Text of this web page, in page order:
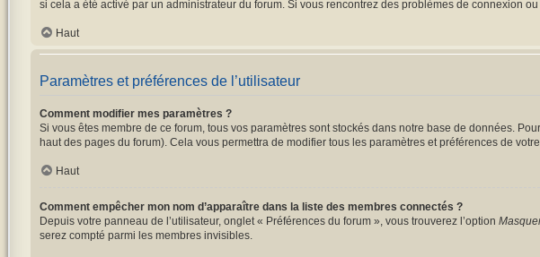
si cela a été activé par un administrateur du forum. Si vous rencontrez des problèmes de connexion
Haut
Paramètres et préférences de l’utilisateur
Comment modifier mes paramètres ?
Si vous êtes membre de ce forum, tous vos paramètres sont stockés dans notre base de données.
haut des pages du forum). Cela vous permettra de modifier tous les paramètres et préférences de
Haut
Comment empêcher mon nom d’apparaître dans la liste des membres connectés ?
Depuis votre panneau de l’utilisateur, onglet « Préférences du forum », vous trouverez l’option
serez compté parmi les membres invisibles.